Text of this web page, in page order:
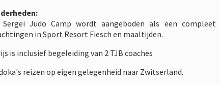
Judo Camp wordt aangeboden als een
in Sport Resort Fiesch en maaltijden.
is inclusief begeleiding van 2 TJB coaches
reizen op eigen gelegenheid naar Zwitserland.